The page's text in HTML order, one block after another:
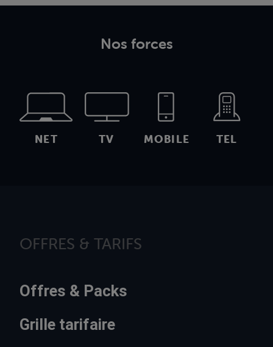
Nos forces
NET TV MOBILE TEL
OFFRES & TARIFS
Offres & Packs
Grille tarifaire